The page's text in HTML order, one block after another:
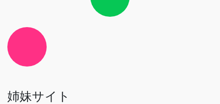
リ
イ
コ
ン
リ
姉妹サイト